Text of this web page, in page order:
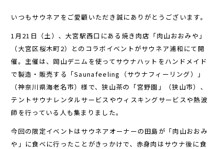
いつもサウネアをご愛顧いただき誠にありがとうございます。
1月21日（土）、大宮駅西口にある焼き肉店「肉山おおみや」
（大宮区桜木町2）とのコラボイベントがサウネア浦和にて開
催。主催は、岡山デニムを使ってサウナハットをハンドメイド
で製造・販売する「Saunafeeling（サウナフィーリング）」
（神奈川県海老名市）様で、狭山茶の「宮野園」（狭山市）、
テントサウナレンタルサービスやウィスキングサービスや熱波
師を行っている人も集まりました。
今回の限定イベントはサウネアオーナーの田島が「肉山おおみ
や」に食べに行ったことがきっかけで、赤身肉はサウナ後に食